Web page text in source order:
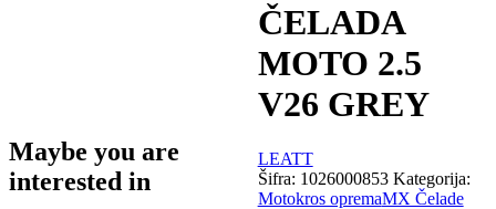
ČELADA
MOTO 2.5
V26 GREY
LEATT
Šifra: 1026000853 Kategorija:
Motokros opremaMX Čelade
Maybe you are
interested in